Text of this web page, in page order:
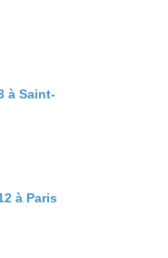
à Saint-
à Paris